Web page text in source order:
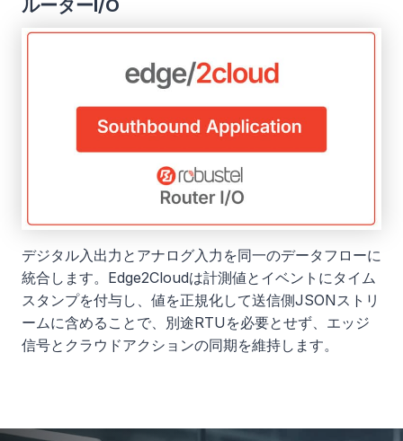
ルーターI/O
デジタル入出力とアナログ入力を同一のデータフローに
統合します。Edge2Cloudは計測値とイベントにタイム
スタンプを付与し、値を正規化して送信側JSONストリ
ームに含めることで、別途RTUを必要とせず、エッジ
信号とクラウドアクションの同期を維持します。